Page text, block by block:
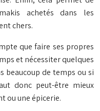
achetés dans les
chers.
que faire ses propres
et nécessiter quelques
beaucoup de temps ou si
donc peut-être mieux
ou une épicerie.